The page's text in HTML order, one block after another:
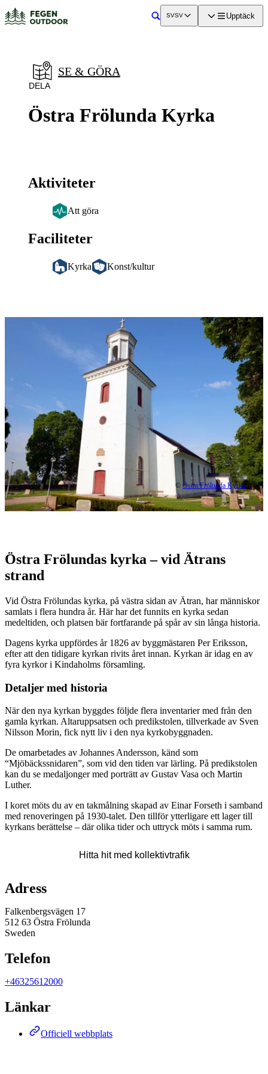
Upptäck
SökSVSV
Östra Frölunda Kyrka
SE & GÖRA
DELA
Aktiviteter
Att göra
Faciliteter
Kyrka Konst/kultur
Bildspel
© Östra Frölunda Kyrka
Östra Frölundas kyrka – vid Ätrans
strand
Vid Östra Frölundas kyrka, på västra sidan av Ätran, har människor
samlats i flera hundra år. Här har det funnits en kyrka sedan
medeltiden, och platsen bär fortfarande på spår av sin långa historia.
Dagens kyrka uppfördes år 1826 av byggmästaren Per Eriksson,
efter att den tidigare kyrkan rivits året innan. Kyrkan är idag en av
fyra kyrkor i Kindaholms församling.
Detaljer med historia
När den nya kyrkan byggdes följde flera inventarier med från den
gamla kyrkan. Altaruppsatsen och predikstolen, tillverkade av Sven
Nilsson Morin, fick nytt liv i den nya kyrkobyggnaden.
De omarbetades av Johannes Andersson, känd som
“Mjöbäckssnidaren”, som vid den tiden var lärling. På predikstolen
kan du se medaljonger med porträtt av Gustav Vasa och Martin
Luther.
I koret möts du av en takmålning skapad av Einar Forseth i samband
med renoveringen på 1930-talet. Den tillför ytterligare ett lager till
kyrkans berättelse – där olika tider och uttryck möts i samma rum.
Hitta hit med kollektivtrafik
Adress
Falkenbergsvägen 17
512 63 Östra Frölunda
Sweden
Telefon
+46325612000
Länkar
Officiell webbplats